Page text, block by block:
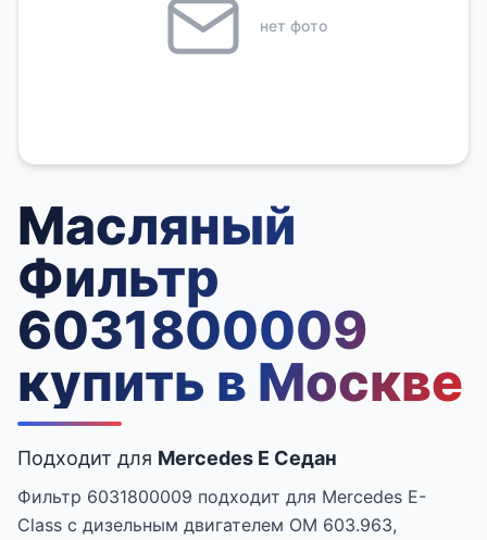
нет фото
Масляный
Фильтр
6031800009
купить в Москве
Подходит для Mercedes E Седан
Фильтр 6031800009 подходит для Mercedes E-
Class с дизельным двигателем OM 603.963,